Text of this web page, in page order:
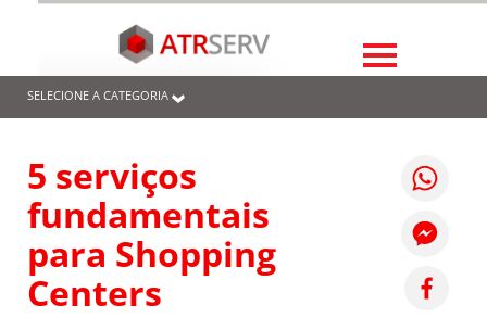
SELECIONE A CATEGORIA
5 serviços
fundamentais
para Shopping
Centers